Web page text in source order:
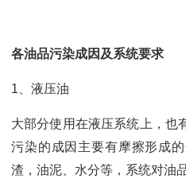
各油品污染成因及系统要求
1、液压油
大部分使用在液压系统上，也
污染的成因主要有摩擦形成
渣，油泥、水分等，系统对油